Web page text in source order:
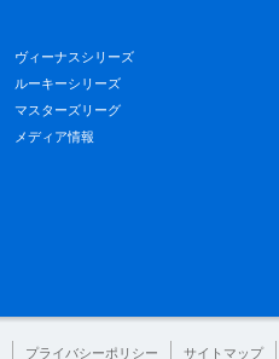
ヴィーナスシリーズ
ルーキーシリーズ
マスターズリーグ
メディア情報
プライバシーポリシー サイトマップ